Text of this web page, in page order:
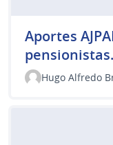
Aportes
Hugo Alfredo